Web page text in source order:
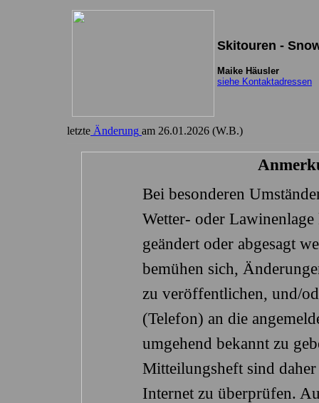
Skitouren -
letzte Änderung am 26.01.2026 (W.B.)
Bei besonderen
Wetter- oder
geändert oder abgesagt
bemühen sich,
zu veröffentlichen, und/
(Telefon) an die
umgehend bekannt zu
Mitteilungsheft sind
Internet zu überprüfen.